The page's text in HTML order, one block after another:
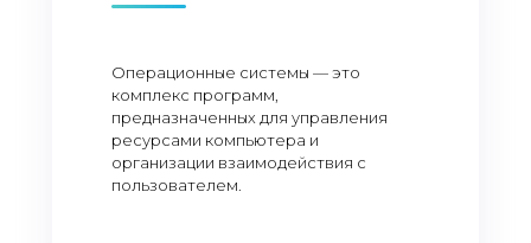
Операционные системы — это
комплекс программ,
предназначенных для управления
ресурсами компьютера и
организации взаимодействия с
пользователем.